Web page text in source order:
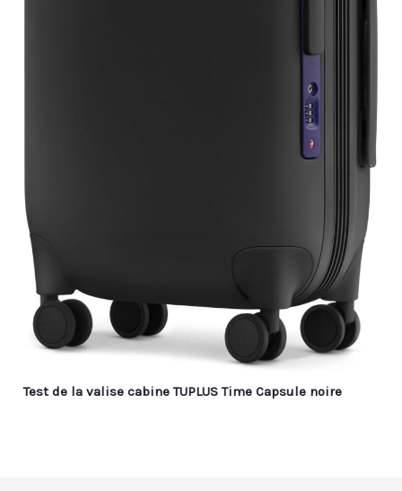
Test de la valise cabine TUPLUS Time Capsule noire